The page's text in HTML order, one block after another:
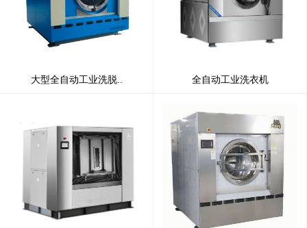
大型全自动工业洗脱.. 全自动工业洗衣机